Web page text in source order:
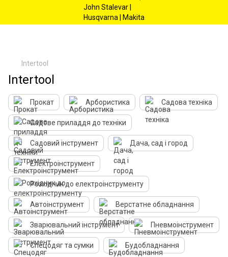
Intertool
Intertool
Прокат Арбористика Садова техніка
Садове приладдя до техніки
Садовий інструмент Дача, сад і город
Електроінструмент
Розхідник до електроінструменту
Автоінструмент Верстатне обладнання
Зварювальний інструмент Пневмоінструмент
Спецодяг та сумки Будобладнання